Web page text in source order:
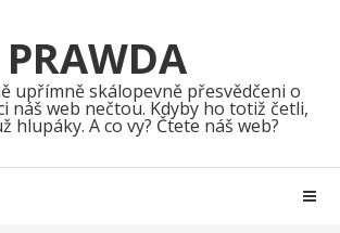
PRAWDA
upřímně skálopevně přesvědčeni o
náš web nečtou. Kdyby ho totiž četli,
hlupáky. A co vy? Čtete náš web?